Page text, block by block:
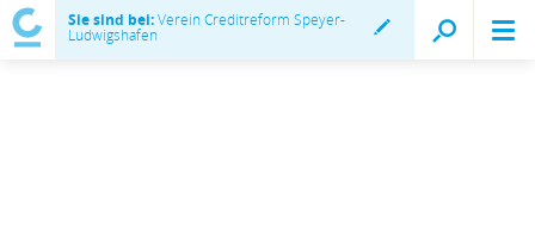
Sie sind bei:Verein Creditreform Speyer-
Ludwigshafen